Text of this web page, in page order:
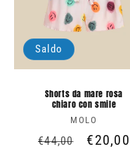
Saldo
Shorts da mare rosa
chiaro con smile
MOLO
Prezzo
€44,00
Prezzo
€20,00